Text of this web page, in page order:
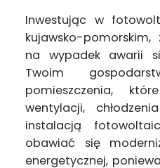
Inwestując w
kujawsko-
na wypadek awarii
Twoim
pomieszczenia,
wentylacji,
instalacją
obawiać się
energetycznej,